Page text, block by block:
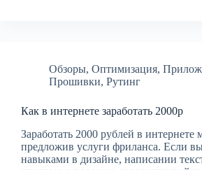
Обзоры, Оптимизация,
Прошивки, Рутинг
Как в интернете заработать 2000р
Заработать 2000 рублей в интернете
предложив услуги фриланса. Если
навыками в дизайне, написании